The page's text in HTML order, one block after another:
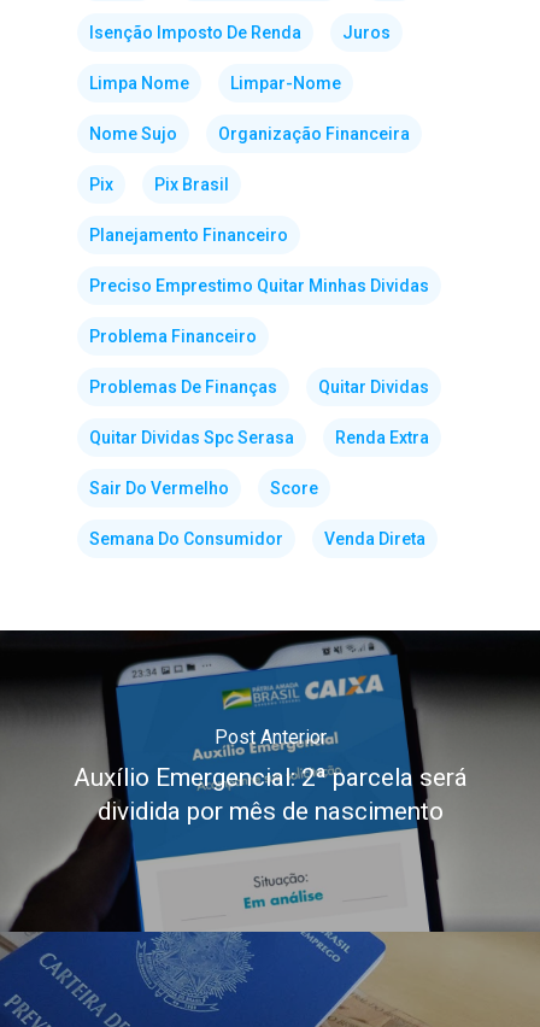
Isenção Imposto De Renda Juros
Limpa Nome Limpar-Nome
Nome Sujo Organização Financeira
Pix Pix Brasil
Planejamento Financeiro
Preciso Emprestimo Quitar Minhas Dividas
Problema Financeiro
Problemas De Finanças Quitar Dividas
Quitar Dividas Spc Serasa Renda Extra
Sair Do Vermelho Score
Semana Do Consumidor Venda Direta
Post Anterior
Auxílio Emergencial: 2ª parcela será
dividida por mês de nascimento